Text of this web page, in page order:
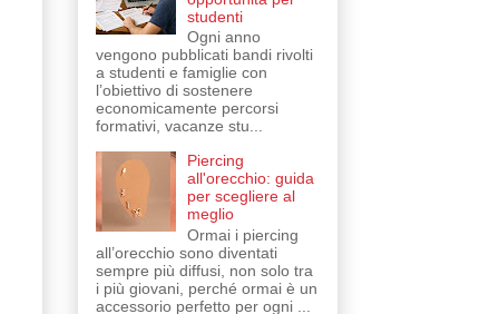
studenti
Ogni anno
vengono pubblicati bandi rivolti
a studenti e famiglie con
l’obiettivo di sostenere
economicamente percorsi
formativi, vacanze stu...
Piercing
all'orecchio: guida
per scegliere al
meglio
Ormai i piercing
all’orecchio sono diventati
sempre più diffusi, non solo tra
i più giovani, perché ormai è un
accessorio perfetto per ogni ...